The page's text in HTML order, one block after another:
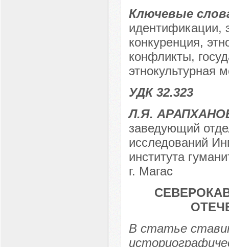
Ключевые
идентификации,
конкуренция,
конфликты,
этнокультурная
УДК 32.323
Л.Я.
заведующий
исследований
института
г. Магас
В статье